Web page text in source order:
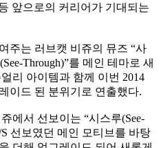
앞으로의 커리어가 기대되는
주는 러브캣 비쥬의 뮤즈 “사
Through)”를 메인 테마로 새
리 아이템과 함께 이번 2014
이드 된 분위기로 연출했다.
에서 선보이는 “시스루(See-
선보였던 메인 모티브를 바탕